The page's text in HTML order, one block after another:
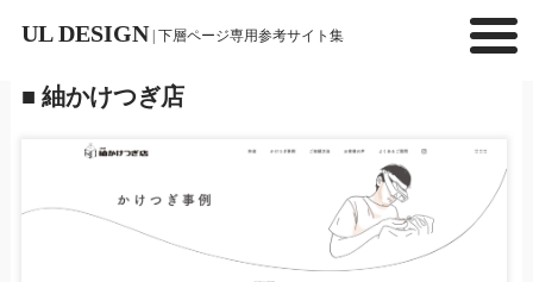
UL DESIGN | 下層ページ専用参考サイト集
■ 紬かけつぎ店